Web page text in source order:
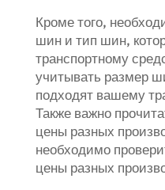
Кроме того,
шин и тип шин,
транспортному
учитывать размер
подходят вашему
Также важно
цены разных
необходимо
цены разных